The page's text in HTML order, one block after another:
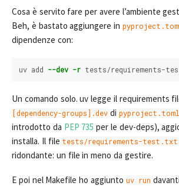
Cosa è servito fare per avere l’ambiente
Beh, è bastato aggiungere in
dipendenze con:
uv add --dev -r
Un comando solo. uv legge il requirements
[dependency-groups].dev di pyproject.toml
introdotto da PEP 735 per le dev-deps),
installa. Il file tests/requirements-test.txt
ridondante: un file in meno da gestire.
E poi nel Makefile ho aggiunto uv run